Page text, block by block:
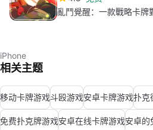
亂鬥覺醒：一款戰略卡牌
iPhone
相关主题
移动卡牌游戏斗殴游戏安卓卡牌游戏扑克
免费扑克牌游戏安卓在线卡牌游戏安卓的